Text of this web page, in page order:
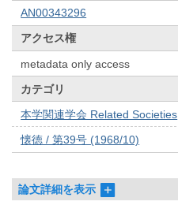
AN00343296
アクセス権
metadata only access
カテゴリ
本学関連学会 Related Societies
懐徳 / 第39号 (1968/10)
論文詳細を表示